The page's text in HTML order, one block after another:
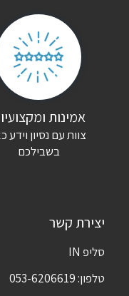
שמור בדפדפן זה את השם,
אמינות
צוות עם נסיון וידע
בשבילכם
יצירת קשר
סליפ IN
טלפון:053-6206619